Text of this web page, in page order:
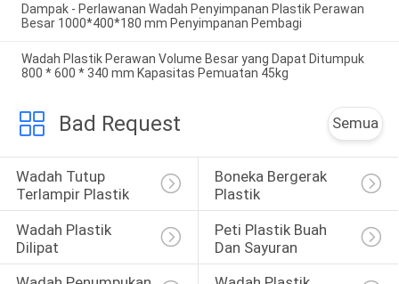
Dampak - Perlawanan Wadah Penyimpanan Plastik Perawan
Besar 1000*400*180 mm Penyimpanan Pembagi
Wadah Plastik Perawan Volume Besar yang Dapat Ditumpuk
800 * 600 * 340 mm Kapasitas Pemuatan 45kg
Bad Request Semua
Wadah Tutup
Terlampir Plastik
Boneka Bergerak
Plastik
Wadah Plastik
Dilipat
Peti Plastik Buah
Dan Sayuran